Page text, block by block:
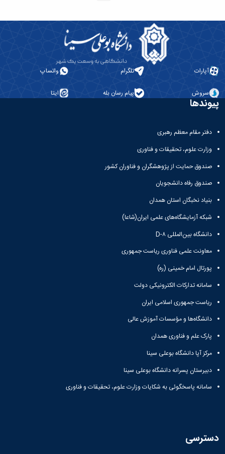
آدرس
دانشکده
و
معماری
دانشکده
علوم
پایه
دانشکده
اقتصادی
و
اجتماعی
دانشکده
ورزشی
دانشکده
های
اقماری
و
منابع
طبیعی
تویسرکان
فنی
و
مهندسی
مدیریت
و
حسابداری
بهار
نهاوند
فارسی
کاربردی
الکترونیکی
آپارات تلگرام واتساپ
سروش پیام رسان بله ایتا
پیوندها
دفتر مقام معظم رهبری
وزارت علوم، تحقیقات و فناوری
صندوق حمایت از پژوهشگران و فناوران کشور
صندوق رفاه دانشجویان
بنیاد نخبگان استان همدان
شبکه آزمایشگاه‌های علمی ایران(شاعا)
دانشگاه بین‌المللی D-۸
معاونت علمی فناوری ریاست جمهوری
پورتال امام خمینی (ره)
سامانه تدارکات الکترونیکی دولت
ریاست جمهوری اسلامی ایران
دانشگاه‌ها و مؤسسات آموزش عالی
پارک علم و فناوری همدان
مرکز آپا دانشگاه بوعلی سینا
دبیرستان پسرانه دانشگاه بوعلی سینا
سامانه پاسخگوئی به شکایات وزارت علوم، تحقیقات و فناوری
دسترسی